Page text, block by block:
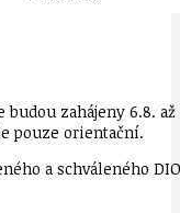
budou zahájeny 6.8.
pouze orientační.
a schváleného